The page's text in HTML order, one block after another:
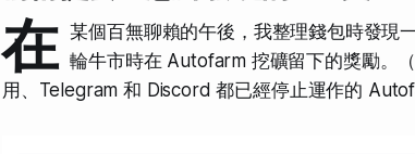
在 某個百無聊賴的午後，我整理錢包時發現
輪牛市時在 Autofarm 挖礦留下的獎勵。
用、Telegram 和 Discord 都已經停止運作的